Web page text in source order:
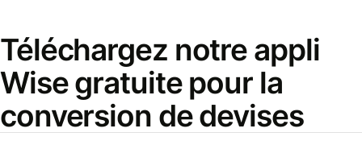
Téléchargez notre appli
Wise gratuite pour la
conversion de devises